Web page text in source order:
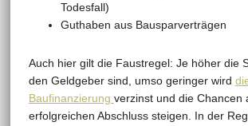
Todesfall)
Guthaben aus Bausparverträgen
Auch hier gilt die Faustregel: Je höher die
den Geldgeber sind, umso geringer wird
Baufinanzierung verzinst und die Chancen
erfolgreichen Abschluss steigen. In der